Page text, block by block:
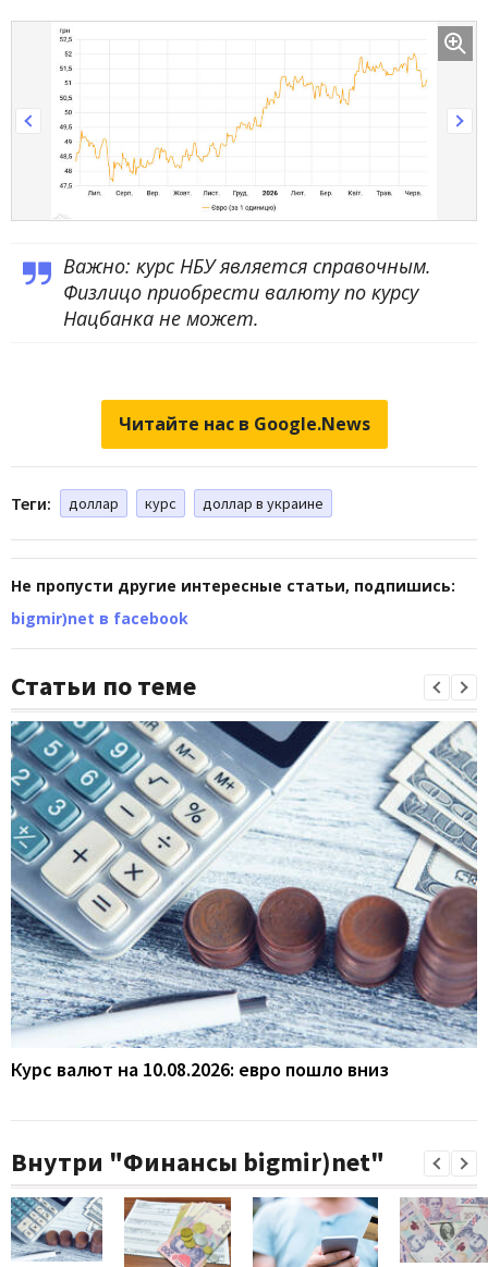
Важно: курс НБУ является справочным.
Физлицо приобрести валюту по курсу
Нацбанка не может.
Читайте нас в Google.News
Теги: доллар курс доллар в украине
Не пропусти другие интересные статьи, подпишись:
bigmir)net в facebook
Статьи по теме
Курс валют на 10.08.2026: евро пошло вниз
Внутри "Финансы bigmir)net"